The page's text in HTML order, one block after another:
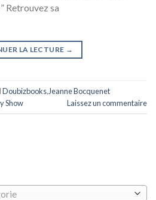
Retrouvez sa
LA LECTURE →
Doubizbooks,Jeanne Bocquenet
Show Laissez un commentaire